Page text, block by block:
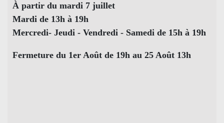
À partir du mardi 7 juillet
Mardi de 13h à 19h
Mercredi- Jeudi - Vendredi - Samedi de 15h à 19h
Fermeture du 1er Août de 19h au 25 Août 13h